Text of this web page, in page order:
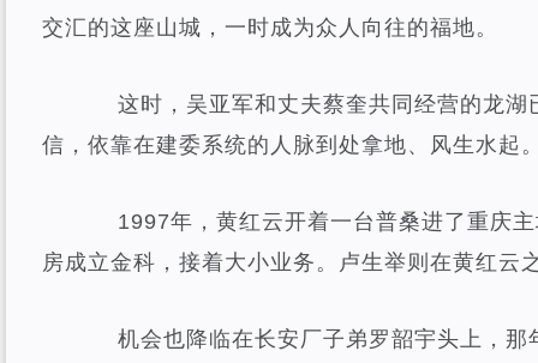
交汇的这座山城，一时成为众人向往的福地。
这时，吴亚军和丈夫蔡奎共同经营的龙湖
信，依靠在建委系统的人脉到处拿地、风生水起
1997年，黄红云开着一台普桑进了重庆主
房成立金科，接着大小业务。卢生举则在黄红云
机会也降临在长安厂子弟罗韶宇头上，那